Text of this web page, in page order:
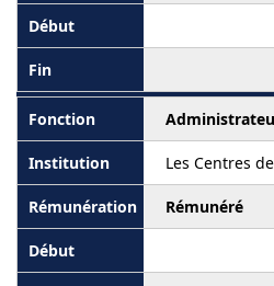
Les Centres
Rémunéré